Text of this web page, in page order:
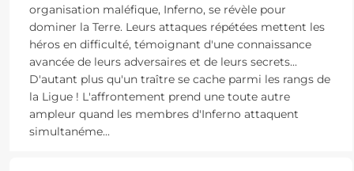
organisation maléfique, Inferno, se révèle pour
dominer la Terre. Leurs attaques répétées mettent les
héros en difficulté, témoignant d'une connaissance
avancée de leurs adversaires et de leurs secrets...
D'autant plus qu'un traître se cache parmi les rangs de
la Ligue ! L'affrontement prend une toute autre
ampleur quand les membres d'Inferno attaquent
simultanéme...